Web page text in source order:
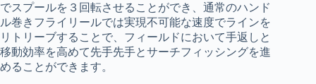
でスプールを３回転させることができ、通常のハンド
ル巻きフライリールでは実現不可能な速度でラインを
リトリーブすることで、フィールドにおいて手返しと
移動効率を高めて先手先手とサーチフィッシングを進
めることができます。